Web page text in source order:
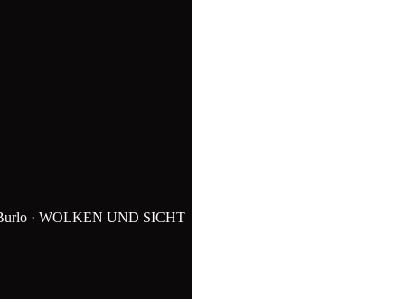
· WOLKEN UND SICHT